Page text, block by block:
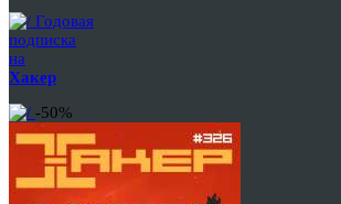
Годовая
подписка
на
Хакер
-50%